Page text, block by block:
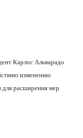
Карлос Альварадо
изменению
для расширения мер